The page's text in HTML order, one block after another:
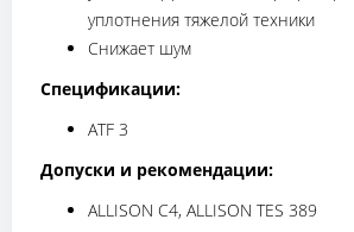
уплотнения тяжелой техники
Снижает шум
Спецификации:
ATF 3
Допуски и рекомендации:
ALLISON C4, ALLISON TES 389